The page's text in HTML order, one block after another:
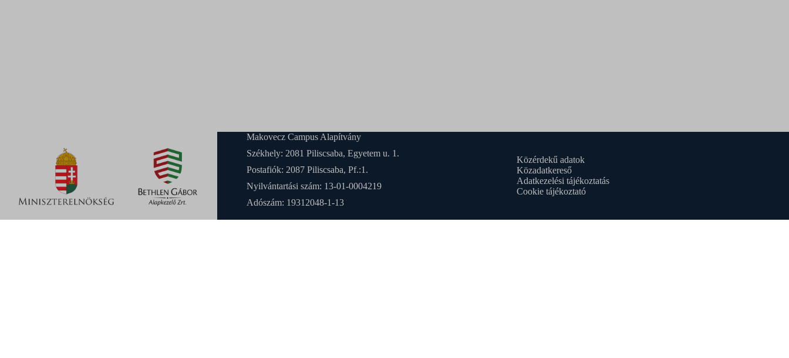
Makovecz Campus Alapítvány
Székhely: 2081 Piliscsaba, Egyetem u. 1.
Postafiók: 2087 Piliscsaba, Pf.:1.
Nyilvántartási szám: 13-01-0004219
Adószám: 19312048-1-13
Közérdekű adatok
Közadatkereső
Adatkezelési tájékoztatás
Cookie tájékoztató